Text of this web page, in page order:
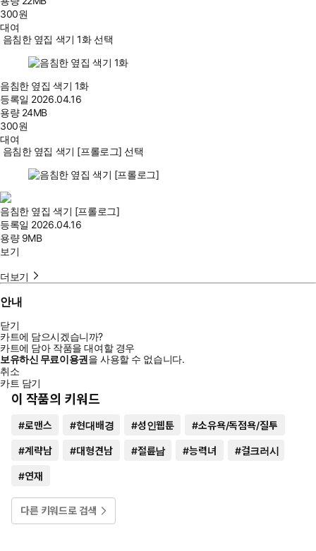
300원
대여
음침한 옆집 색기 1화 선택
음침한 옆집 색기 1화
등록일 2026.04.16
용량 24MB
300원
대여
음침한 옆집 색기 [프롤로그] 선택
음침한 옆집 색기 [프롤로그]
등록일 2026.04.16
용량 9MB
보기
더보기
안내
닫기
카트에 담으시겠습니까?
카트에 담아 작품을 대여할 경우
보유하신 무료이용권을 사용할 수 없습니다.
취소
카트 담기
이 작품의 키워드
#로맨스 #현대배경 #성인웹툰 #소유욕/독점욕/질투
#계략남 #대형견남 #절륜남 #능력녀 #걸크러시
#연재
다른 키워드로 검색